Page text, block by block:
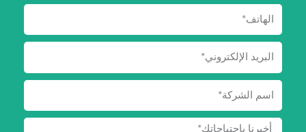
الهاتف
البريد
الإلكتروني
الشركة
الرسالة